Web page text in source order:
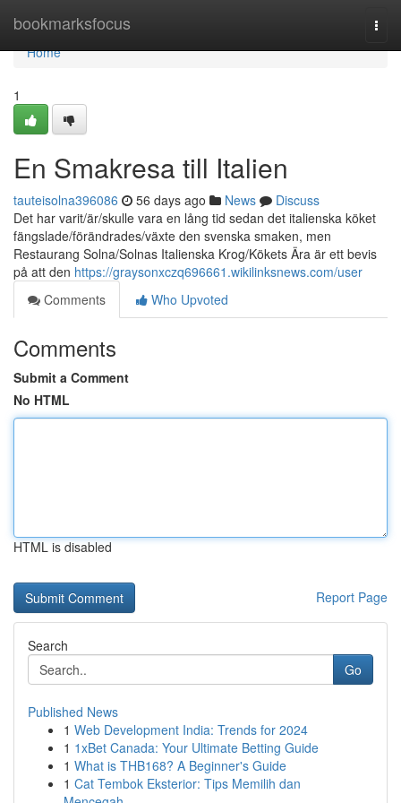
bookmarksfocus
Home
Home
1
En Smakresa till Italien
tauteisolna396086 56 days ago News
Discuss
Det har varit/är/skulle vara en lång tid sedan det italienska köket
fängslade/förändrades/växte den svenska smaken, men
Restaurang Solna/Solnas Italienska Krog/Kökets Ära är ett bevis
på att den https://graysonxczq696661.wikilinksnews.com/user
Comments
Who Upvoted
Comments
Submit a Comment
No HTML
HTML is disabled
Report Page
Search
Go
Published News
1 Web Development India: Trends for 2024
1 1xBet Canada: Your Ultimate Betting Guide
1 What is THB168? A Beginner's Guide
1 Cat Tembok Eksterior: Tips Memilih dan